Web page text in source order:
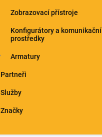
Zobrazovací přístroje
Konfigurátory a komunikační
prostředky
Armatury
Partneři
Služby
Značky